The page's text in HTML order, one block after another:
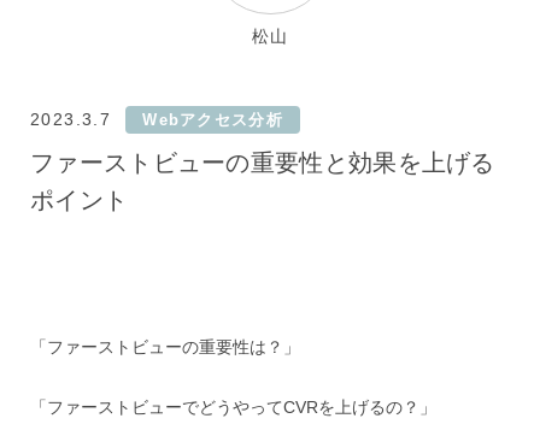
松山
2023.3.7 Webアクセス分析
ファーストビューの重要性と効果を上げる
ポイント
「ファーストビューの重要性は？」
「ファーストビューでどうやってCVRを上げるの？」